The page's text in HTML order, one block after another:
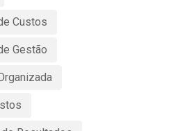
Custos
Gestão